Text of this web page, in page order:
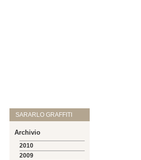
SARARLO GRAFFITI
Archivio
2010
2009